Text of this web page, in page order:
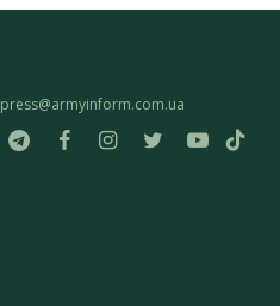
press@armyinform.com.ua